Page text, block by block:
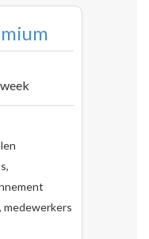
medewerkers